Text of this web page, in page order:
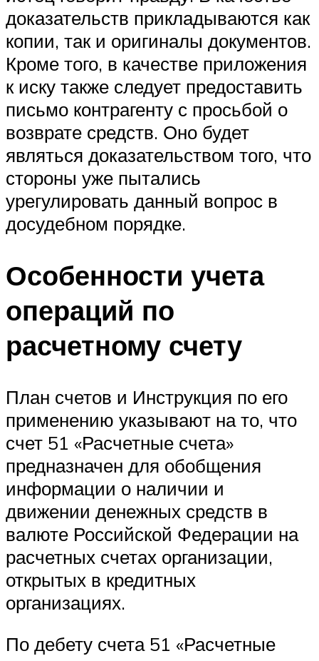
доказательств прикладываются как
копии, так и оригиналы документов.
Кроме того, в качестве приложения
к иску также следует предоставить
письмо контрагенту с просьбой о
возврате средств. Оно будет
являться доказательством того, что
стороны уже пытались
урегулировать данный вопрос в
досудебном порядке.
Особенности учета
операций по
расчетному счету
План счетов и Инструкция по его
применению указывают на то, что
счет 51 «Расчетные счета»
предназначен для обобщения
информации о наличии и
движении денежных средств в
валюте Российской Федерации на
расчетных счетах организации,
открытых в кредитных
организациях.
По дебету счета 51 «Расчетные